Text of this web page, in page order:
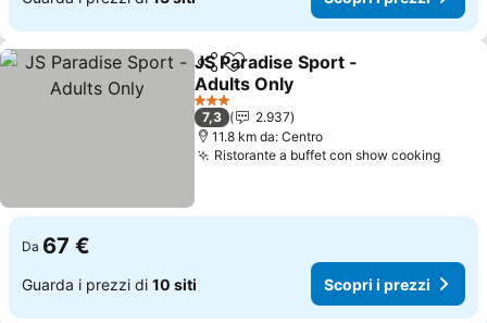
CondividiAggiungi ai preferiti
JS Paradise Sport -
Adults Only
Scopri i prezzi
3 Stelle
7,3
2.937
11.8 km da: Centro
Ristorante a buffet con show cooking
Da 67 €
Guarda i prezzi di 10 siti Scopri i prezzi